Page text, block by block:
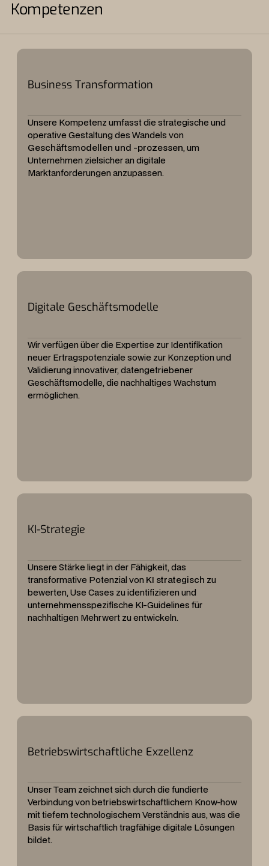
Kompetenzen
Business Transformation
Unsere Kompetenz umfasst die strategische und
operative Gestaltung des Wandels von
Geschäftsmodellen und -prozessen, um
Unternehmen zielsicher an digitale
Marktanforderungen anzupassen.
Digitale Geschäftsmodelle
Wir verfügen über die Expertise zur Identifikation
neuer Ertragspotenziale sowie zur Konzeption und
Validierung innovativer, datengetriebener
Geschäftsmodelle, die nachhaltiges Wachstum
ermöglichen.
KI-Strategie
Unsere Stärke liegt in der Fähigkeit, das
transformative Potenzial von KI strategisch zu
bewerten, Use Cases zu identifizieren und
unternehmensspezifische KI-Guidelines für
nachhaltigen Mehrwert zu entwickeln.
Betriebswirtschaftliche Exzellenz
Unser Team zeichnet sich durch die fundierte
Verbindung von betriebswirtschaftlichem Know-how
mit tiefem technologischem Verständnis aus, was die
Basis für wirtschaftlich tragfähige digitale Lösungen
bildet.